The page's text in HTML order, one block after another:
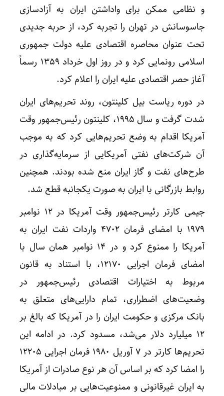
و نظامی ممکن برای واداشتن ایران به آزادسازی
جاسوسانش در تهران را تجربه کرد، از حربه جدیدی
تحت عنوان محاصره اقتصادی علیه دولت جمهوری
اسلامی رونمایی کرد و در روز اول خرداد ۱۳۵۹ رسماً
آغاز حصر اقتصادی علیه ایران را اعلام کرد.
در دوره ریاست بیل کلینتون، روند تحریم‌های ایران
شدت گرفت و سال ۱۹۹۵، کلینتون رئیس‌جمهور وقت
آمریکا اقدام به وضع تحریم‌هایی کرد که به موجب
آن شرکت‌های نفتی آمریکایی از سرمایه‌گذاری در
طرح‌های نفت و گاز ایران منع شده بودند. همچنین
روابط بازرگانی با ایران به صورت یکجانبه قطع شد.
جیمی کارتر رئیس‌جمهور وقت آمریکا در ۱۲ نوامبر
۱۹۷۹ با امضای فرمان ۴۷۰۲ واردات نفت ایران به
آمریکا را ممنوع کرد و در ۱۴ نوامبر همان سال با
امضای فرمان اجرایی ۱۲۱۷۰، با استناد به قانون
مربوط به اختیارات اقتصادی رئیس‌جمهور در
وضعیت‌های اضطراری، تمام دارایی‌های متعلق به
بانک مرکزی و حکومت ایران را در آمریکا که بالغ بر
۱۲ میلیارد دلار می‌شد، مسدود کرد. در ادامه این
تحریم‌ها کارتر در ۷ آوریل ۱۹۸۰ فرمان اجرایی ۱۲۲۰۵
را امضا کرد که بر اساس آن هر نوع صادرات از آمریکا
به ایران غیرقانونی و ممنوعیت‌هایی بر مبادلات مالی